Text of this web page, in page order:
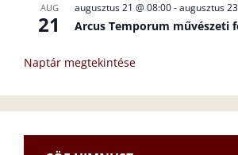
AUG
21
augusztus 21 @ 08:00-augusztus
Arcus Temporum művészeti
Naptár megtekintése